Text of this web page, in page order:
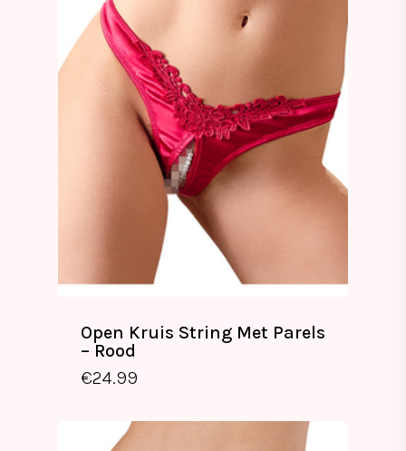
Open Kruis String Met Parels
– Rood
€24.99